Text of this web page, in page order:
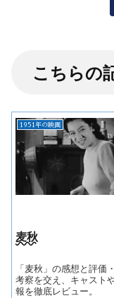
こちらの
1951年の映画
麦秋
「麦秋」の感想と評価
考察を交え、キャスト
報を徹底レビュー。